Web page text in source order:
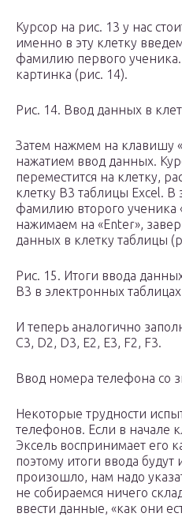
Курсор на рис. 13 у нас
именно в эту клетку
фамилию первого
картинка (рис. 14).
Рис. 14. Ввод данных в
Затем нажмем на клавишу
нажатием ввод данных.
переместится на клетку,
клетку B3 таблицы Excel.
фамилию второго ученика
нажимаем на «Enter»,
данных в клетку таблицы
Рис. 15. Итоги ввода
B3 в электронных таблицах
И теперь аналогично
C3, D2, D3, E2, E3, F2, F3.
Ввод номера телефона со
Некоторые трудности
телефонов. Если в начале
Эксель воспринимает его
поэтому итоги ввода
произошло, нам надо
не собираемся ничего
ввести данные, «как они